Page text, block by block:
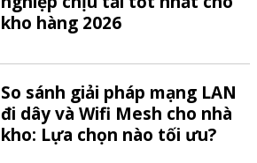
kho hàng 2026
So sánh giải pháp mạng LAN
đi dây và Wifi Mesh cho nhà
kho: Lựa chọn nào tối ưu?